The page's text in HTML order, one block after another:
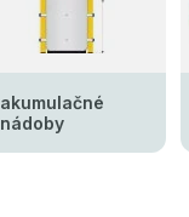
akumulačné
nádoby